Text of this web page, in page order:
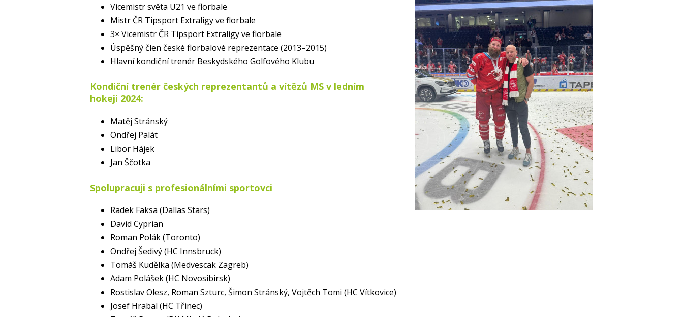
Vicemistr světa U21 ve florbale
Mistr ČR Tipsport Extraligy ve florbale
3× Vicemistr ČR Tipsport Extraligy ve florbale
Úspěšný člen české florbalové reprezentace (2013–2015)
Hlavní kondiční trenér Beskydského Golfového Klubu
Kondiční trenér českých reprezentantů a vítězů MS v ledním
hokeji 2024:
Matěj Stránský
Ondřej Palát
Libor Hájek
Jan Ščotka
Spolupracuji s profesionálními sportovci
Radek Faksa (Dallas Stars)
David Cyprian
Roman Polák (Toronto)
Ondřej Šedivý (HC Innsbruck)
Tomáš Kudělka (Medvescak Zagreb)
Adam Polášek (HC Novosibirsk)
Rostislav Olesz, Roman Szturc, Šimon Stránský, Vojtěch Tomi (HC Vítkovice)
Josef Hrabal (HC Třinec)